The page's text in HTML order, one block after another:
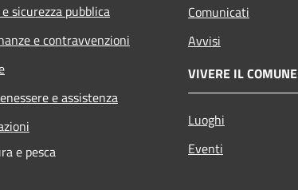
sicurezza pubblica
e contravvenzioni
e assistenza
e pesca
Comunicati
Avvisi
VIVERE IL COMUNE
Luoghi
Eventi